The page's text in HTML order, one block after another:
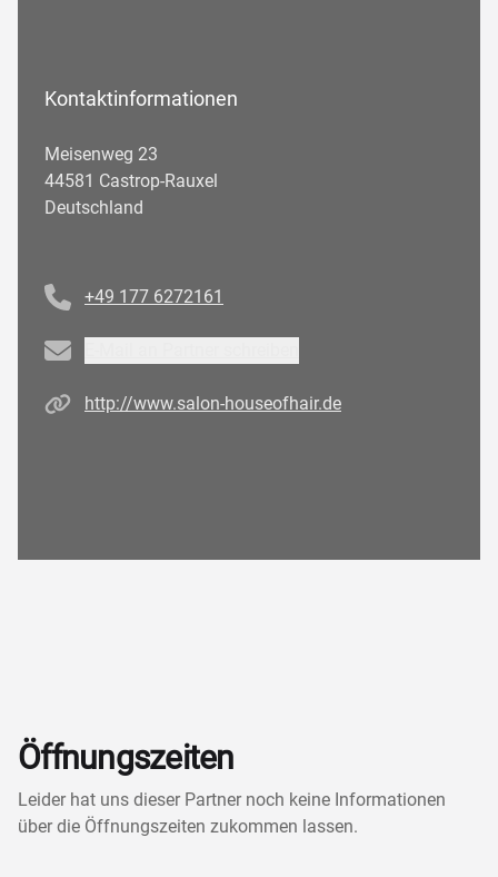
Kontaktinformationen
Meisenweg 23
44581 Castrop-Rauxel
Deutschland
+49 177 6272161
Email
Homepagehttp://www.salon-houseofhair.de
Öffnungszeiten
Leider hat uns dieser Partner noch keine Informationen
über die Öffnungszeiten zukommen lassen.